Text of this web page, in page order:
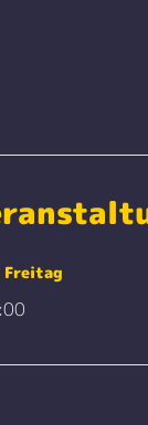
Freitag